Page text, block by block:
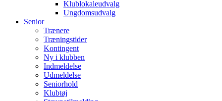
Klublokaleudvalg
Ungdomsudvalg
Senior
Trænere
Træningstider
Kontingent
Ny i klubben
Indmeldelse
Udmeldelse
Seniorhold
Klubtøj